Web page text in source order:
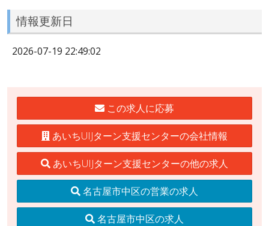
情報更新日
2026-07-19 22:49:02
この求人に応募
あいちUIJターン支援センターの会社情報
あいちUIJターン支援センターの他の求人
名古屋市中区の営業の求人
名古屋市中区の求人